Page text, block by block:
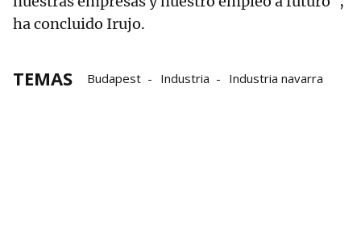
ha concluido Irujo.
TEMAS Budapest Industria Industria navarra